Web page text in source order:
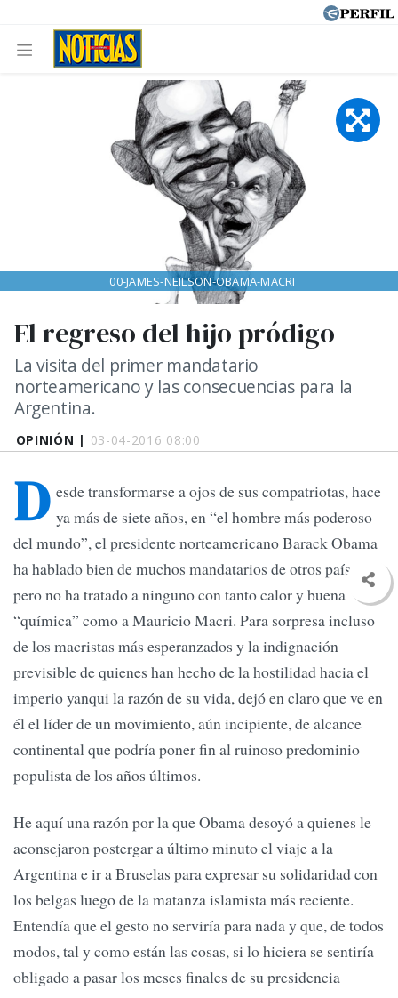
OPINIÓN | 03-04-2016 08:00
El regreso del hijo pródigo
La visita del primer mandatario
norteamericano y las consecuencias para la
Argentina.
00-JAMES-NEILSON-OBAMA-MACRI
D esde transformarse a ojos de sus compatriotas, hace
ya más de siete años, en “el hombre más poderoso
del mundo”, el presidente norteamericano Barack Obama
ha hablado bien de muchos mandatarios de otros países,
pero no ha tratado a ninguno con tanto calor y buena
“química” como a Mauricio Macri. Para sorpresa incluso
de los macristas más esperanzados y la indignación
previsible de quienes han hecho de la hostilidad hacia el
imperio yanqui la razón de su vida, dejó en claro que ve en
él el líder de un movimiento, aún incipiente, de alcance
continental que podría poner fin al ruinoso predominio
populista de los años últimos.
He aquí una razón por la que Obama desoyó a quienes le
aconsejaron postergar a último minuto el viaje a la
Argentina e ir a Bruselas para expresar su solidaridad con
los belgas luego de la matanza islamista más reciente.
Entendía que el gesto no serviría para nada y que, de todos
modos, tal y como están las cosas, si lo hiciera se sentiría
obligado a pasar los meses finales de su presidencia